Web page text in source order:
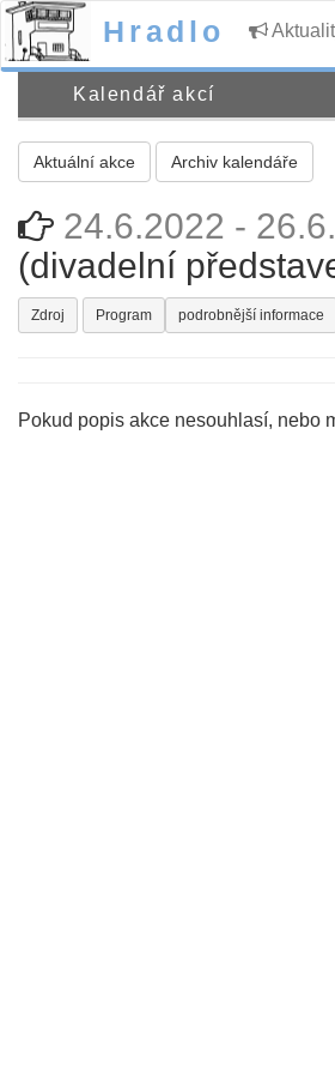
Hradlo
Kalendář akcí
Aktuální akce Archiv kalendáře
24.6.2022 -
(divadelní
Zdroj Program podrobnější informace
Pokud popis akce nesouhlasí, nebo